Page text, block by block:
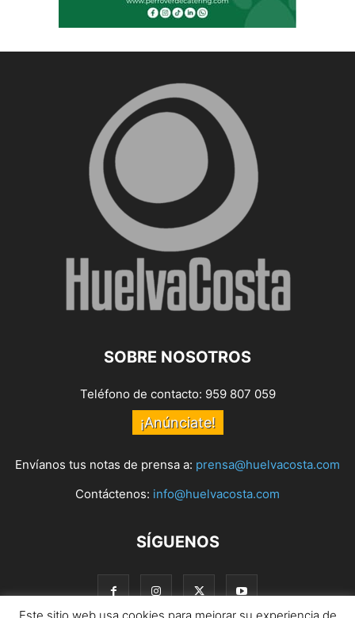
SOBRE NOSOTROS
Teléfono de contacto: 959 807 059
¡Anúnciate!
Envíanos tus notas de prensa a: prensa@huelvacosta.com
Contáctenos: info@huelvacosta.com
SÍGUENOS
Este sitio web usa cookies para mejorar su experiencia de